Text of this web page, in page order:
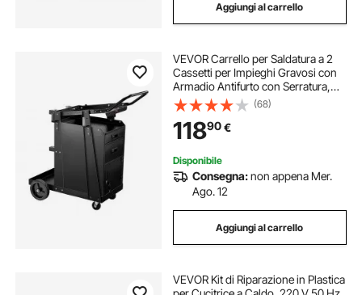
Aggiungi al carrello
VEVOR Carrello per Saldatura a 2
Cassetti per Impieghi Gravosi con
Armadio Antifurto con Serratura,
Carrello per Saldatrice, Capacità
Peso Statico 158,75 kg Ruote
Girevoli 360° per Saldatrice MIG
TIG
(68)
11890€
Disponibile
Consegna:non appena Mer.
Ago. 12
Aggiungi al carrello
VEVOR Kit di Riparazione in Plastica